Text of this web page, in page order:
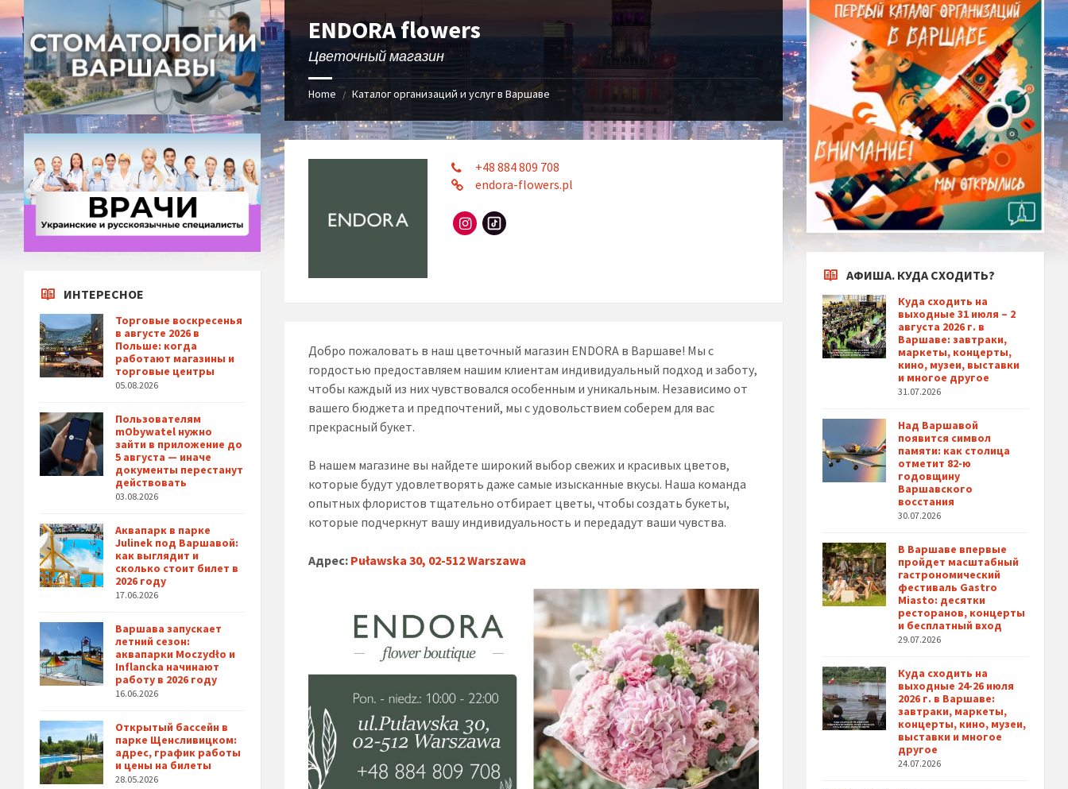
ENDORA flowers
Цветочный магазин
Home / Каталог организаций и услуг в Варшаве
+48 884 809 708
endora-flowers.pl
Instagram
Добро пожаловать в наш цветочный магазин ENDORA в Варшаве! Мы с
гордостью предоставляем нашим клиентам индивидуальный подход и заботу,
чтобы каждый из них чувствовался особенным и уникальным. Независимо от
вашего бюджета и предпочтений, мы с удовольствием соберем для вас
прекрасный букет.
В нашем магазине вы найдете широкий выбор свежих и красивых цветов,
которые будут удовлетворять даже самые изысканные вкусы. Наша команда
опытных флористов тщательно отбирает цветы, чтобы создать букеты,
которые подчеркнут вашу индивидуальность и передадут ваши чувства.
Адрес: Puławska 30, 02-512 Warszawa
ИНТЕРЕСНОЕ
Торговые воскресенья
в августе 2026 в
Польше: когда
работают магазины и
торговые центры
05.08.2026
Пользователям
mObywatel нужно
зайти в приложение до
5 августа — иначе
документы перестанут
действовать
03.08.2026
Аквапарк в парке
Julinek под Варшавой:
как выглядит и
сколько стоит билет в
2026 году
17.06.2026
Варшава запускает
летний сезон:
аквапарки Moczydło и
Inflancka начинают
работу в 2026 году
16.06.2026
Открытый бассейн в
парке Щенсливицком:
адрес, график работы
и цены на билеты
28.05.2026
АФИША. КУДА СХОДИТЬ?
Куда сходить на
выходные 31 июля – 2
августа 2026 г. в
Варшаве: завтраки,
маркеты, концерты,
кино, музеи, выставки
и многое другое
31.07.2026
Над Варшавой
появится символ
памяти: как столица
отметит 82-ю
годовщину
Варшавского
восстания
30.07.2026
В Варшаве впервые
пройдет масштабный
гастрономический
фестиваль Gastro
Miasto: десятки
ресторанов, концерты
и бесплатный вход
29.07.2026
Куда сходить на
выходные 24-26 июля
2026 г. в Варшаве:
завтраки, маркеты,
концерты, кино, музеи,
выставки и многое
другое
24.07.2026